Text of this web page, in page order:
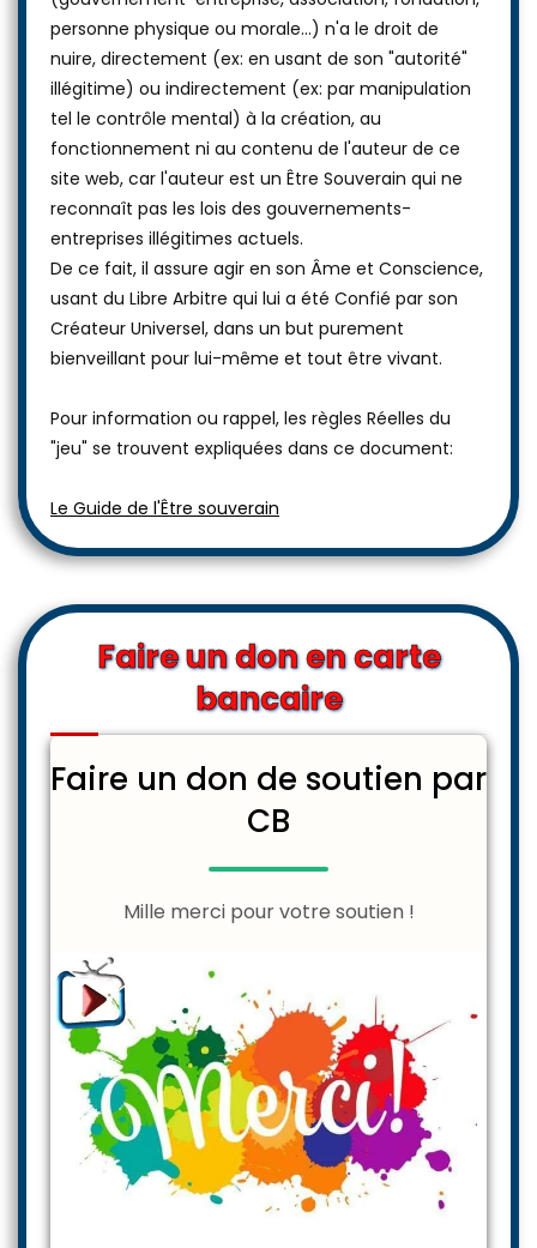
personne physique ou morale...) n'a le droit de
nuire, directement (ex: en usant de son "autorité"
illégitime) ou indirectement (ex: par manipulation
tel le contrôle mental) à la création, au
fonctionnement ni au contenu de l'auteur de ce
site web, car l'auteur est un Être Souverain qui ne
reconnaît pas les lois des gouvernements-
entreprises illégitimes actuels.
De ce fait, il assure agir en son Âme et Conscience,
usant du Libre Arbitre qui lui a été Confié par son
Créateur Universel, dans un but purement
bienveillant pour lui-même et tout être vivant.
Pour information ou rappel, les règles Réelles du
"jeu" se trouvent expliquées dans ce document:
Le Guide de l'Être souverain
Faire un don en carte
bancaire
Faire un don de soutien par
CB
Mille merci pour votre soutien !